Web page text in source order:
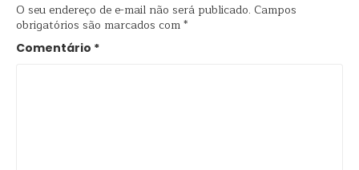
O seu endereço de e-mail não será publicado. Campos
obrigatórios são marcados com*
Comentário *